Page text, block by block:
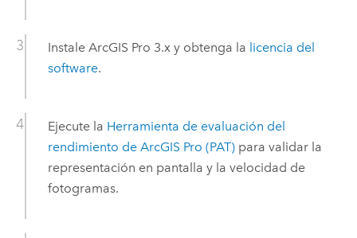
Instale ArcGIS Pro 3.x y obtenga la licencia del
software.
Ejecute la Herramienta de evaluación del
rendimiento de ArcGIS Pro (PAT)para validar la
representación en pantalla y la velocidad de
fotogramas.